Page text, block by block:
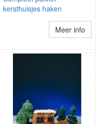
kersthuisjes haken
Meer info